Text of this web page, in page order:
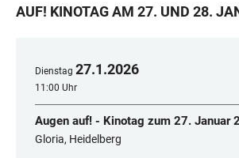
AUF! KINOTAG AM 27. UND 28.
Dienstag 27.1.2026
11:00 Uhr
Augen auf! - Kinotag zum 27. Januar
Gloria, Heidelberg